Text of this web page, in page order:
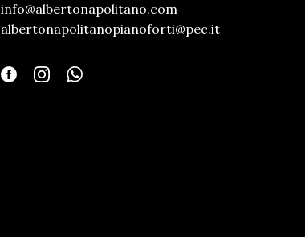
info@albertonapolitano.com
albertonapolitanopianoforti@pec.it